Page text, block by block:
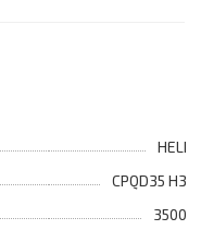
HELI
CPQD35 H3
3500